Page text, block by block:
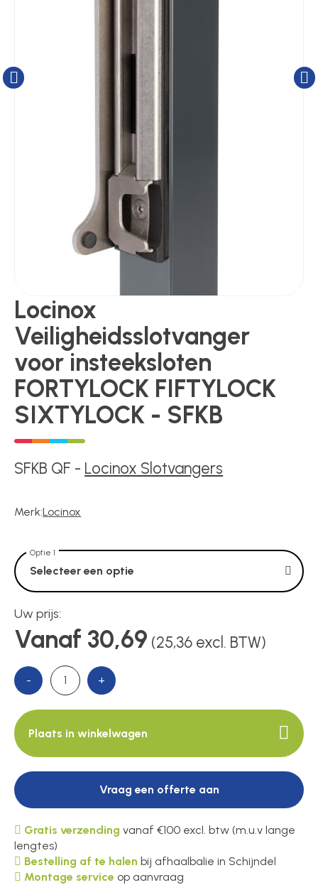
Toegangscontrole
Voedingen
Over ons
Locinox
Veiligheidsslotvanger
voor insteeksloten
FORTYLOCK FIFTYLOCK
SIXTYLOCK - SFKB
SFKB QF - Locinox Slotvangers
Merk:Locinox
Optie 1
Selecteer een optie
Uw prijs:
Vanaf 30,69 (25,36 excl. BTW)
- +
Plaats in winkelwagen
Vraag een offerte aan
Gratis verzending vanaf €100 excl. btw (m.u.v lange
lengtes)
Bestelling af te halen bij afhaalbalie in Schijndel
Montage service op aanvraag